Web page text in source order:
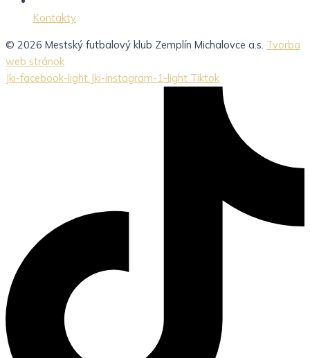
Kontakty
© 2026 Mestský futbalový klub Zemplín Michalovce a.s. Tvorba
web stránok
Jki-facebook-light Jki-instagram-1-light Tiktok